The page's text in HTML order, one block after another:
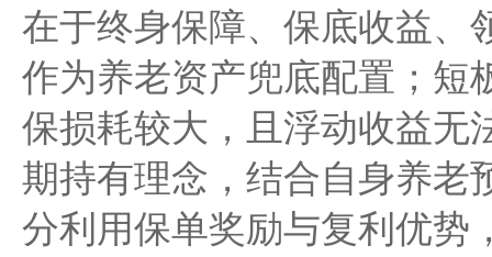
在于终身保障、保底收益、
作为养老资产兜底配置；短
保损耗较大，且浮动收益无
期持有理念，结合自身养老
分利用保单奖励与复利优势